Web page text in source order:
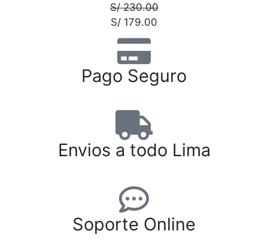
S/230.00
S/ 179.00
Pago Seguro
Envios a todo Lima
Soporte Online